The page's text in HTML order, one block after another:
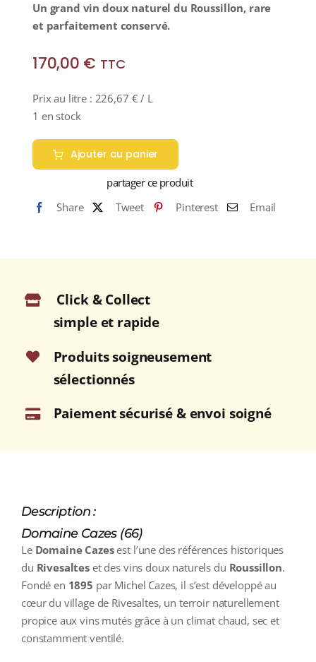
Un grand vin doux naturel du Roussillon, rare
et parfaitement conservé.
170,00 € TTC
Prix au litre : 226,67 € / L
1 en stock
Ajouter au panier
partager ce produit
Share
Tweet Pinterest Email
Click & Collect
simple et rapide
Produits soigneusement
sélectionnés
Paiement sécurisé & envoi soigné
Description :
Domaine Cazes (66)
Le Domaine Cazesest l’une des références historiques
du Rivesaltes et des vins doux naturels du Roussillon.
Fondé en 1895 par Michel Cazes, il s’est développé au
cœur du village de Rivesaltes, un terroir naturellement
propice aux vins mutés grâce à un climat chaud, sec et
constamment ventilé.